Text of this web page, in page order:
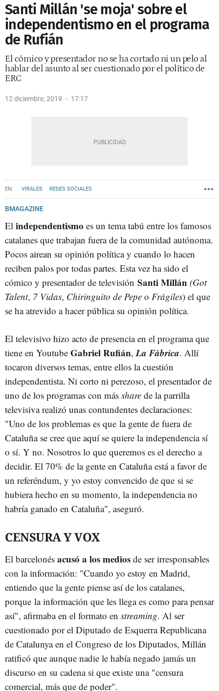
Santi Millán 'se moja' sobre el
independentismo en el programa
de Rufián
El cómico y presentador no se ha cortado ni un pelo al
hablar del asunto al ser cuestionado por el político de
ERC
12 diciembre, 2019 17:17
VIRALES REDES SOCIALES
BMAGAZINE
El independentismo es un tema tabú entre los famosos
catalanes que trabajan fuera de la comunidad autónoma.
Pocos airean su opinión política y cuando lo hacen
reciben palos por todas partes. Esta vez ha sido el
cómico y presentador de televisión Santi Millán (Got
Talent, 7 Vidas, Chiringuito de Pepe o Frágiles) el que
se ha atrevido a hacer pública su opinión política.
El televisivo hizo acto de presencia en el programa que
tiene en Youtube Gabriel Rufián, La Fábrica. Allí
tocaron diversos temas, entre ellos la cuestión
independentista. Ni corto ni perezoso, el presentador de
uno de los programas con más share de la parrilla
televisiva realizó unas contundentes declaraciones:
"Uno de los problemas es que la gente de fuera de
Cataluña se cree que aquí se quiere la independencia sí
o sí. Y no. Nosotros lo que queremos es el derecho a
decidir. El 70% de la gente en Cataluña está a favor de
un referéndum, y yo estoy convencido de que si se
hubiera hecho en su momento, la independencia no
habría ganado en Cataluña", aseguró.
CENSURA Y VOX
El barcelonés acusó a los medios de ser irresponsables
con la información: "Cuando yo estoy en Madrid,
entiendo que la gente piense así de los catalanes,
porque la información que les llega es como para pensar
así", afirmaba en el formato en streaming. Al ser
cuestionado por el Diputado de Esquerra Republicana
de Catalunya en el Congreso de los Diputados, Millán
ratificó que aunque nadie le había negado jamás un
discurso en su cadena si que existe una "censura
comercial, más que de poder".